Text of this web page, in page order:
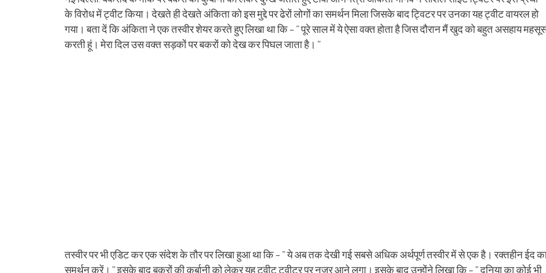
(Opens
in
new
window)
(Opens
in
new
window)
(Opens
in
new
window)
(Opens
in
new
window)
(Opens
in
new
window)
(Opens
in
new
window)
new
window)
(Opens
in
new
window)
(Opens
in
new
window)
(Opens
in
new
window)
a
friend
(Opens
in
new
window)
के विरोध में ट्वीट किया। देखते ही देखते अंकिता को इस मुद्दे पर ढेरों लोगों का समर्थन मिला जिसके बाद ट्विटर पर उनका यह ट्वीट वायरल हो
गया। बता दें कि अंकिता ने एक तस्वीर शेयर करते हुए लिखा था कि – ” पूरे साल में ये ऐसा वक्त होता है जिस दौरान मैं खुद को बहुत असहाय
करती हूं। मेरा दिल उस वक्त सड़कों पर बकरों को देख कर पिघल जाता है। ”
तस्वीर पर भी एडिट कर एक संदेश के तौर पर लिखा हुआ था कि – ” ये अब तक देखी गई सबसे अधिक अर्थपूर्ण तस्वीर में से एक है। रक्तहीन ईद
समर्थन करें। ” इसके बाद बकरों की कुर्बानी को लेकर यह ट्वीट ट्वीटर पर नजर आने लगा। इसके बाद उन्होंने लिखा कि – ” दुनिया का कोई भी